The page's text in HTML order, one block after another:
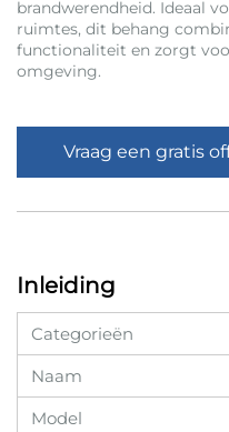
brandwerendheid. Ideaal
ruimtes, dit behang
functionaliteit en zorgt
omgeving.
Vraag een gratis
Inleiding
Categorieën
Naam
Model